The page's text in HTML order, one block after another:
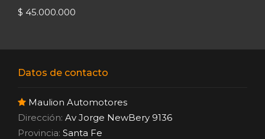
$ 45.000.000
Datos de contacto
Maulion Automotores
Dirección: Av Jorge NewBery 9136
Provincia: Santa Fe